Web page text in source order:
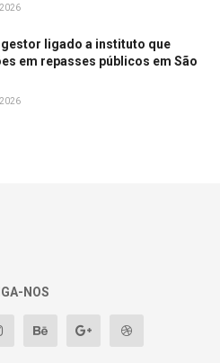
gestor ligado a instituto que
em repasses públicos em São
NOS